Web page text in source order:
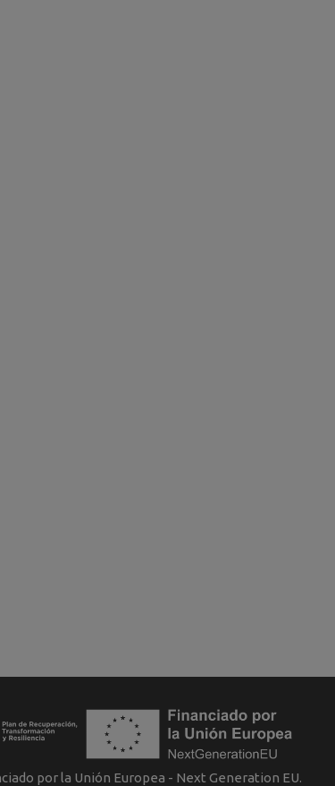
por la Unión Europea - Next Generation EU.